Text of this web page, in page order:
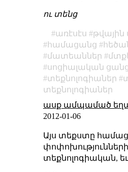
ու տենց
առէսէս
համացանց
մատեաններ
սոցիալական
տեքնոլոգիաներ
տեքնոլոգիաներ
ասք ամպամած
2012-01-06
Այս տեքստը
տեքնոլոգիական,